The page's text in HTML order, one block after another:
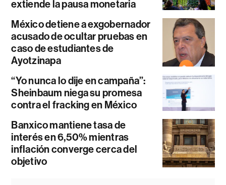
extiende la pausa monetaria
México detiene a exgobernador
acusado de ocultar pruebas en
caso de estudiantes de
Ayotzinapa
“Yo nunca lo dije en campaña”:
Sheinbaum niega su promesa
contra el fracking en México
Banxico mantiene tasa de
interés en 6,50% mientras
inflación converge cerca del
objetivo